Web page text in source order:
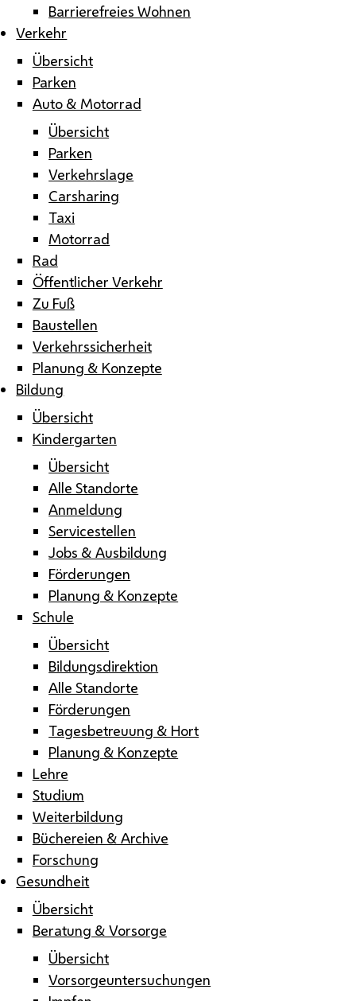
Barrierefreies Wohnen
Verkehr
Übersicht
Parken
Auto & Motorrad
Übersicht
Parken
Verkehrslage
Carsharing
Taxi
Motorrad
Rad
Öffentlicher Verkehr
Zu Fuß
Baustellen
Verkehrssicherheit
Planung & Konzepte
Bildung
Übersicht
Kindergarten
Übersicht
Alle Standorte
Anmeldung
Servicestellen
Jobs & Ausbildung
Förderungen
Planung & Konzepte
Schule
Übersicht
Bildungsdirektion
Alle Standorte
Förderungen
Tagesbetreuung & Hort
Planung & Konzepte
Lehre
Studium
Weiterbildung
Büchereien & Archive
Forschung
Gesundheit
Übersicht
Beratung & Vorsorge
Übersicht
Vorsorgeuntersuchungen